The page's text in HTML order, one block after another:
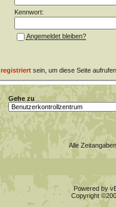
Kennwort:
Angemeldet bleiben?
registriertsein, um diese Seite
Gehe zu
Alle
Powered by
Copyright